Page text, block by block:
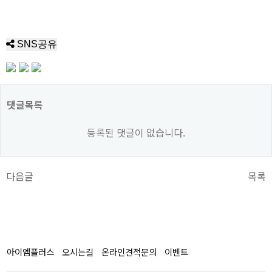
SNS공유
댓글목록
등록된 댓글이 없습니다.
다음글 목록
아이엠플러스 오시는길 온라인견적문의 이벤트